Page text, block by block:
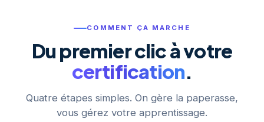
COMMENT ÇA MARCHE
Du premier clic à votre
certification.
Quatre étapes simples. On gère la paperasse,
vous gérez votre apprentissage.